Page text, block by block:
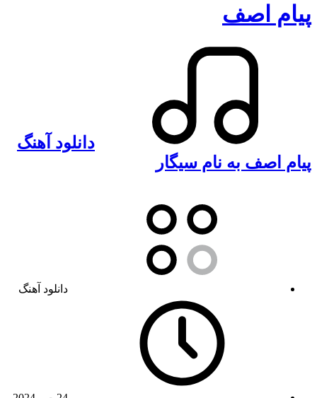
پیام اصف
دانلود آهنگ
پیام اصف به نام سیگار
دانلود آهنگ